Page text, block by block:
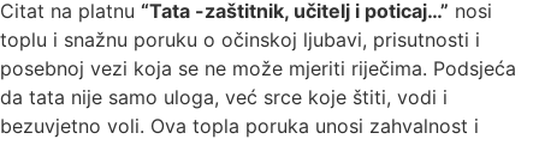
Citat na platnu “Tata -zaštitnik, učitelj i poticaj…” nosi
toplu i snažnu poruku o očinskoj ljubavi, prisutnosti i
posebnoj vezi koja se ne može mjeriti riječima. Podsjeća
da tata nije samo uloga, već srce koje štiti, vodi i
bezuvjetno voli. Ova topla poruka unosi zahvalnost i